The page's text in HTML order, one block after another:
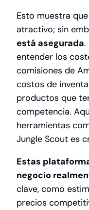
Esto muestra
atractivo; sin
está asegurada.
entender los
comisiones de
costos de
productos que
competencia.
herramientas
Jungle Scout es
Estas
negocio
clave, como
precios